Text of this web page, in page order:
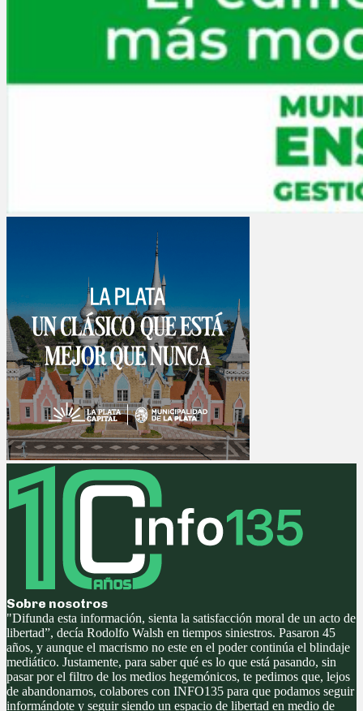
Sobre nosotros
"Difunda esta información, sienta la satisfacción moral de un acto de
libertad”, decía Rodolfo Walsh en tiempos siniestros. Pasaron 45
años, y aunque el macrismo no este en el poder continúa el blindaje
mediático. Justamente, para saber qué es lo que está pasando, sin
pasar por el filtro de los medios hegemónicos, te pedimos que, lejos
de abandonarnos, colabores con INFO135 para que podamos seguir
informándote y seguir siendo un espacio de libertad en medio de